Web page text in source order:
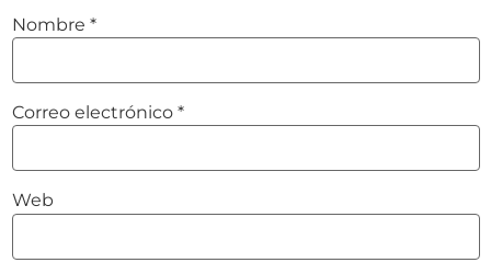
Nombre *
Correo electrónico *
Web